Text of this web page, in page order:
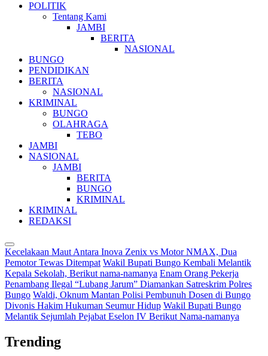
POLITIK
Tentang Kami
JAMBI
BERITA
NASIONAL
BUNGO
PENDIDIKAN
BERITA
NASIONAL
KRIMINAL
BUNGO
OLAHRAGA
TEBO
JAMBI
NASIONAL
JAMBI
BERITA
BUNGO
KRIMINAL
KRIMINAL
REDAKSI
Kecelakaan Maut Antara Inova Zenix vs Motor NMAX, Dua
Pemotor Tewas Ditempat Wakil Bupati Bungo Kembali Melantik
Kepala Sekolah, Berikut nama-namanya Enam Orang Pekerja
Penambang Ilegal “Lubang Jarum” Diamankan Satreskrim Polres
Bungo Waldi, Oknum Mantan Polisi Pembunuh Dosen di Bungo
Divonis Hakim Hukuman Seumur Hidup Wakil Bupati Bungo
Melantik Sejumlah Pejabat Eselon IV Berikut Nama-namanya
Trending